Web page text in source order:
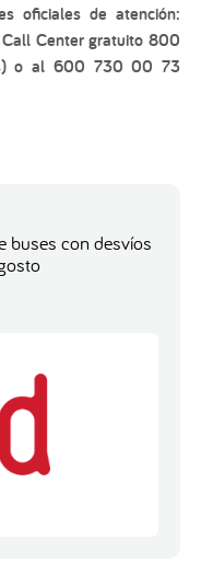
oficiales de atención:
Call Center gratuito 800
o al 600 730 00 73
buses con desvíos